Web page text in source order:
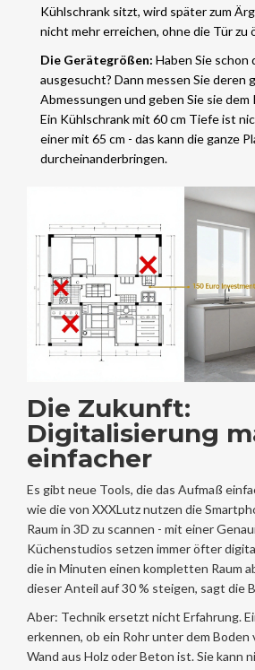
Kühlschrank sitzt, wird später zum
nicht mehr erreichen, ohne die Tür zu
Die Gerätegrößen: Haben Sie schon
ausgesucht? Dann messen Sie deren
Abmessungen und geben Sie sie
Ein Kühlschrank mit 60 cm Tiefe ist
einer mit 65 cm - das kann die ganze
durcheinanderbringen.
Die Zukunft:
Digitalisierung
einfacher
Es gibt neue Tools, die das Aufmaß
wie die von XXXLutz nutzen die
Raum in 3D zu scannen - mit einer
Küchenstudios setzen immer öfter
die in Minuten einen kompletten Raum
dieser Anteil auf 30 % steigen, sagt die
Aber: Technik ersetzt nicht Erfahrung.
erkennen, ob ein Rohr unter dem
Wand aus Holz oder Beton ist. Sie kann